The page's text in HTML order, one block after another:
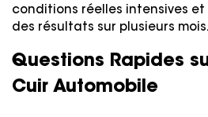
conditions réelles intensives
des résultats sur plusieurs mois.
Questions Rapides
Cuir Automobile